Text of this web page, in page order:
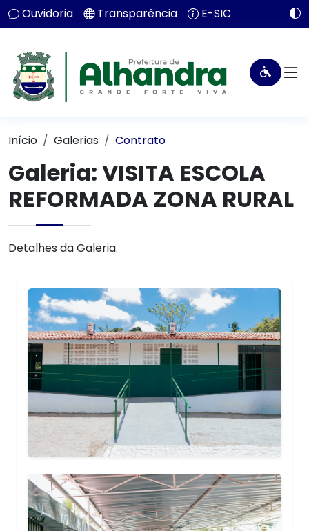
Ouvidoria Transparência E-SIC
Início Galerias Contrato
Galeria: VISITA ESCOLA
REFORMADA ZONA RURAL
Detalhes da Galeria.